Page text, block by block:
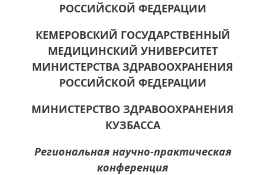
РОССИЙСКОЙ ФЕДЕРАЦИИ
КЕМЕРОВСКИЙ ГОСУДАРСТВЕННЫЙ
МЕДИЦИНСКИЙ УНИВЕРСИТЕТ
МИНИСТЕРСТВА ЗДРАВООХРАНЕНИЯ
РОССИЙСКОЙ ФЕДЕРАЦИИ
МИНИСТЕРСТВО ЗДРАВООХРАНЕНИЯ
КУЗБАССА
Региональная научно-практическая
конференция